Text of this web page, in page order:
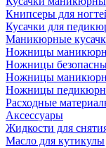
Книпсеры для
Кусачки для
Маникюрные
Ножницы
Ножницы
Ножницы
Ножницы
Расходные
Аксессуары
Жидкости для
Масло для кутикулы